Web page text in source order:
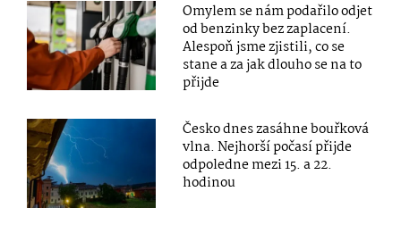
Omylem se nám podařilo odjet
od benzinky bez zaplacení.
Alespoň jsme zjistili, co se
stane a za jak dlouho se na to
přijde
Česko dnes zasáhne bouřková
vlna. Nejhorší počasí přijde
odpoledne mezi 15. a 22.
hodinou